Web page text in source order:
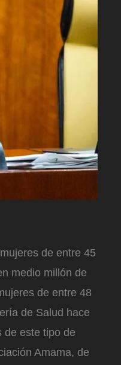
de entre 45
medio millón de
de entre 48
de Salud hace
de este tipo de
Amama, de